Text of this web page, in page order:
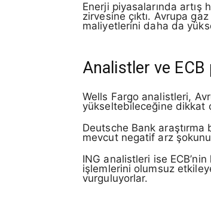
Enerji piyasalarında artış
zirvesine çıktı. Avrupa
maliyetlerini daha da
Analistler ve
Wells Fargo analistleri,
yükseltebileceğine dikkat
Deutsche Bank
mevcut negatif arz
ING analistleri ise
işlemlerini olumsuz
vurguluyorlar.